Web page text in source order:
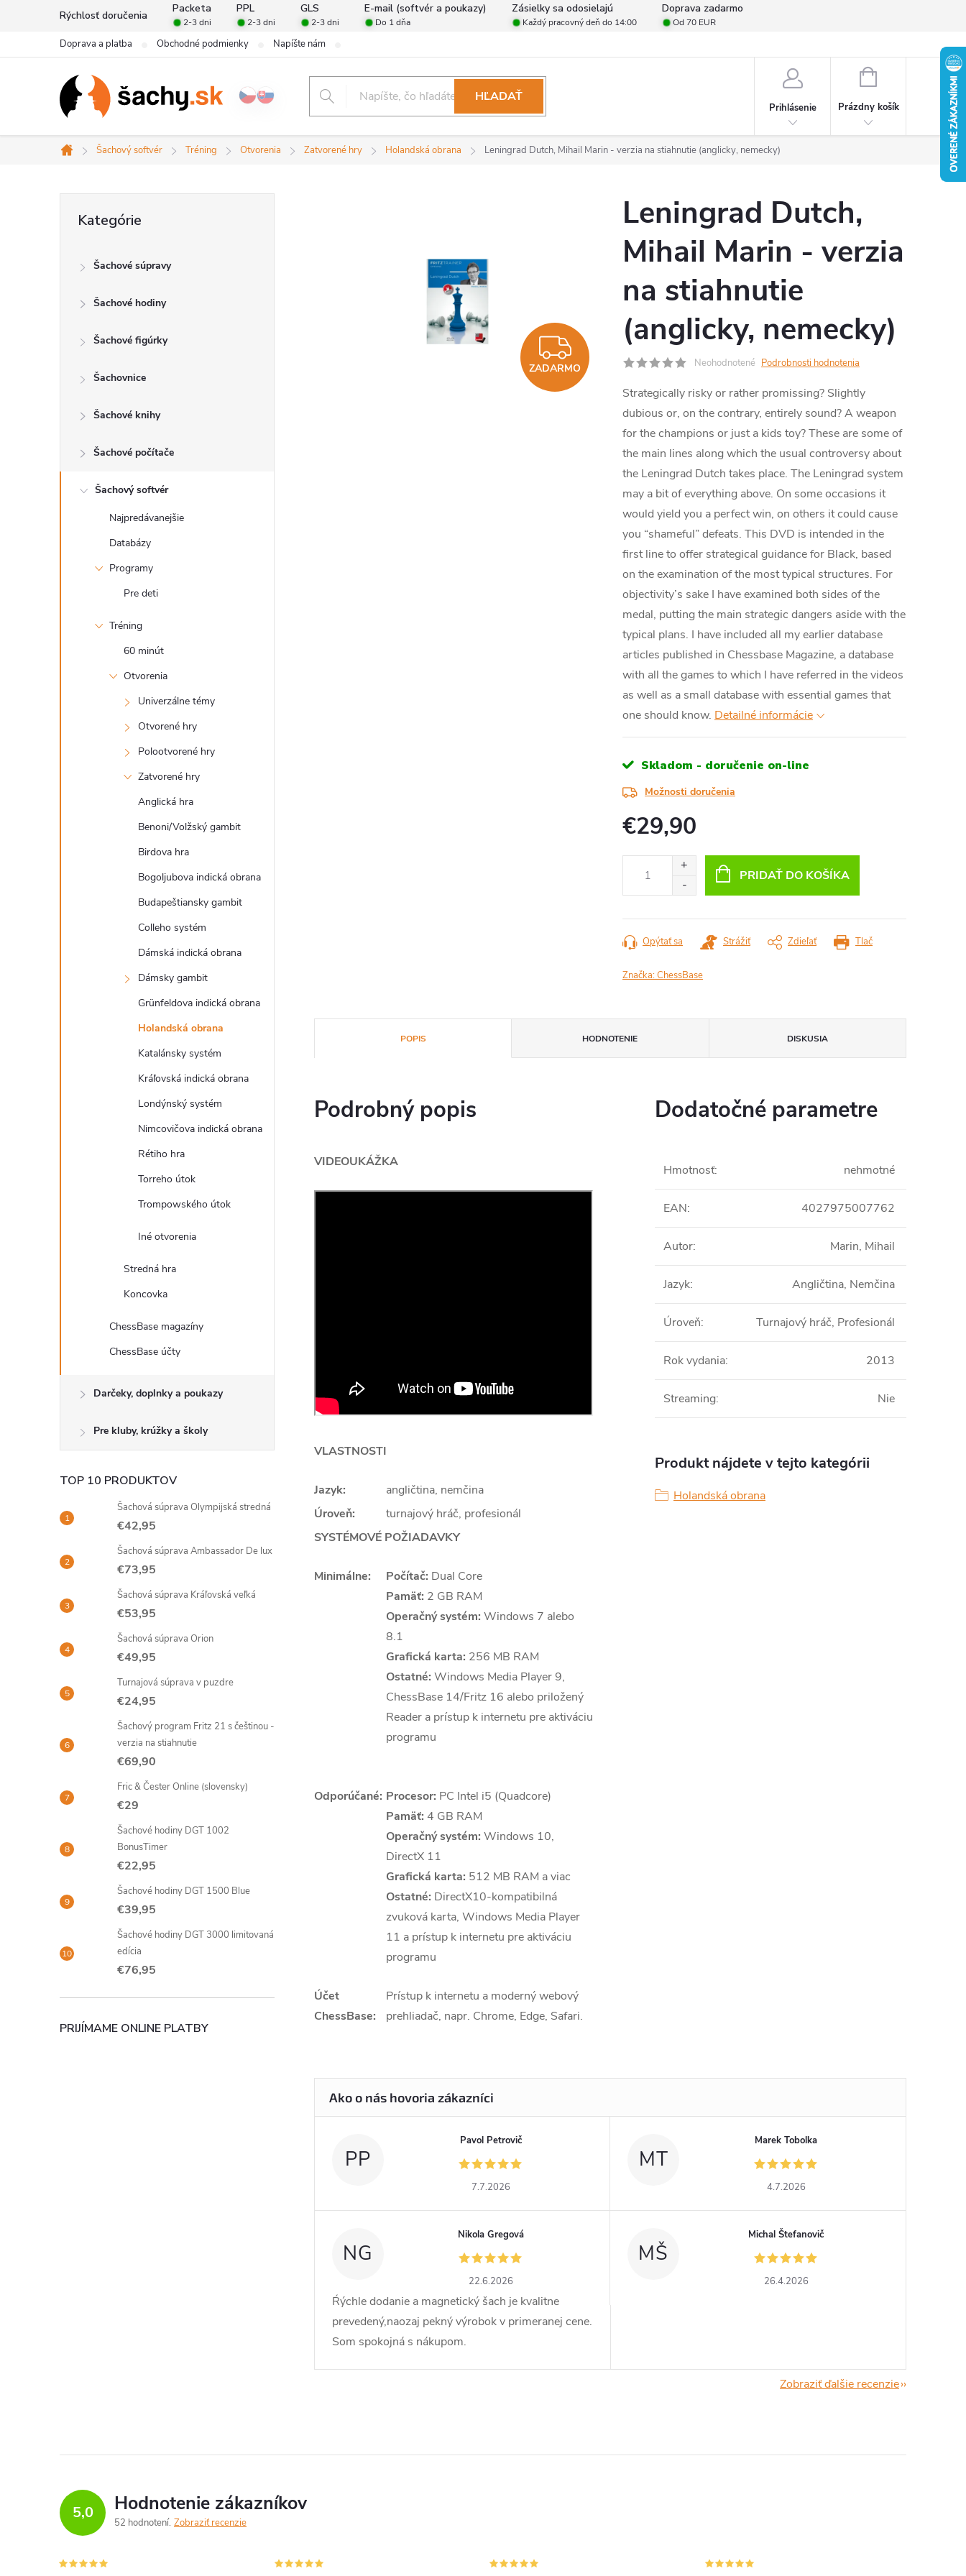
Rýchlosť doručenia
Packeta PPL GLS E-mail (softvér a poukazy) Zásielky sa odosielajú Doprava zadarmo
2-3 dni 2-3 dni 2-3 dni Do 1 dňa Každý pracovný deň do 14:00 Od 70 EUR
Doprava a platba Obchodné podmienky Napíšte nám
HĽADAŤ
Prihlásenie
NÁKUPNÝ
Prázdny košík
Domov
Šachový softvér Tréning Otvorenia Zatvorené hry Holandská obrana Leningrad Dutch, Mihail Marin - verzia na stiahnutie (anglicky, nemecky)
n
kategórie
Kategórie
Šachové súpravy
Šachové hodiny
Šachové figúrky
Šachovnice
Šachové knihy
Šachové počítače
Šachový softvér
Najpredávanejšie
Databázy
Programy
Pre deti
Tréning
60 minút
Otvorenia
Univerzálne témy
Otvorené hry
Polootvorené hry
Zatvorené hry
Anglická hra
Benoni/Volžský gambit
Birdova hra
Bogoljubova indická obrana
Budapeštiansky gambit
Colleho systém
Dámská indická obrana
Dámsky gambit
Grünfeldova indická obrana
Holandská obrana
Katalánsky systém
Kráľovská indická obrana
Londýnský systém
Nimcovičova indická obrana
Rétiho hra
Torreho útok
Trompowského útok
Iné otvorenia
Stredná hra
Koncovka
ChessBase magazíny
ChessBase účty
Darčeky, doplnky a poukazy
Pre kluby, krúžky a školy
TOP 10 PRODUKTOV
Šachová súprava Olympijská stredná
€42,95
Šachová súprava Ambassador De lux
€73,95
Šachová súprava Kráľovská veľká
€53,95
Šachová súprava Orion
€49,95
Turnajová súprava v puzdre
€24,95
Šachový program Fritz 21 s češtinou -
verzia na stiahnutie
€69,90
Fric & Čester Online (slovensky)
€29
Šachové hodiny DGT 1002
BonusTimer
€22,95
Šachové hodiny DGT 1500 Blue
€39,95
Šachové hodiny DGT 3000 limitovaná
edícia
€76,95
PRIJÍMAME ONLINE PLATBY
ZADARMO
ZADARMO
Leningrad Dutch,
Mihail Marin - verzia
na stiahnutie
(anglicky, nemecky)
Neohodnotené Podrobnosti hodnotenia
Strategically risky or rather promissing? Slightly
dubious or, on the contrary, entirely sound? A weapon
for the champions or just a kids toy? These are some of
the main lines along which the usual controversy about
the Leningrad Dutch takes place. The Leningrad system
may a bit of everything above. On some occasions it
would yield you a perfect win, on others it could cause
you “shameful” defeats. This DVD is intended in the
first line to offer strategical guidance for Black, based
on the examination of the most typical structures. For
objectivity’s sake I have examined both sides of the
medal, putting the main strategic dangers aside with the
typical plans. I have included all my earlier database
articles published in Chessbase Magazine, a database
with all the games to which I have referred in the videos
as well as a small database with essential games that
one should know. Detailné informácie
Skladom - doručenie on-line
Možnosti doručenia
€29,90
PRIDAŤ DO KOŠÍKA
Tlač
Opýtať sa Strážiť Zdieľať
Značka:ChessBase
POPIS HODNOTENIE DISKUSIA
Podrobný popis
VIDEOUKÁŽKA
VLASTNOSTI
Jazyk:
angličtina, nemčina
Úroveň:
turnajový hráč, profesionál
SYSTÉMOVÉ POŽIADAVKY
Minimálne: Počítač: Dual Core
Pamäť: 2 GB RAM
Operačný systém: Windows 7 alebo
8.1
Grafická karta: 256 MB RAM
Ostatné: Windows Media Player 9,
ChessBase 14/Fritz 16 alebo priložený
Reader a prístup k internetu pre aktiváciu
programu
Odporúčané: Procesor: PC Intel i5 (Quadcore)
Pamäť: 4 GB RAM
Operačný systém: Windows 10,
DirectX 11
Grafická karta: 512 MB RAM a viac
Ostatné: DirectX10-kompatibilná
zvuková karta, Windows Media Player
11 a prístup k internetu pre aktiváciu
programu
Účet
ChessBase:
Prístup k internetu a moderný webový
prehliadač, napr. Chrome, Edge, Safari.
Dodatočné parametre
Hmotnosť: nehmotné
EAN: 4027975007762
Autor: Marin, Mihail
Jazyk: Angličtina, Nemčina
Úroveň: Turnajový hráč, Profesionál
Rok vydania: 2013
Streaming: Nie
Produkt nájdete v tejto kategórii
Holandská obrana
PP
Pavol Petrovič
7.7.2026
MT
Marek Tobolka
4.7.2026
NG
Nikola Gregová
22.6.2026
Ŕýchle dodanie a magnetický šach je kvalitne
prevedený,naozaj pekný výrobok v primeranej cene.
Som spokojná s nákupom.
MŠ
Michal Štefanovič
26.4.2026
Zobraziť ďalšie recenzie
5,0 Hodnotenie zákazníkov
52 hodnotení Zobraziť recenzie